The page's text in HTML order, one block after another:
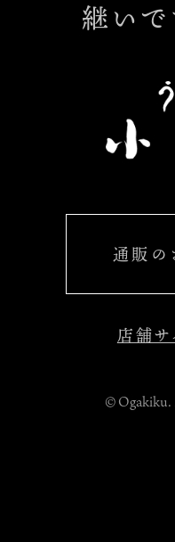
継い
通販の
店舗
©Ogakiku.